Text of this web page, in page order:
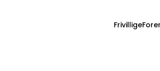
Frivillige